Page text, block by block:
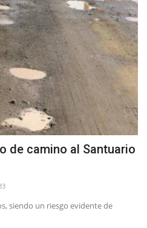
de camino al Santuario
siendo un riesgo evidente de